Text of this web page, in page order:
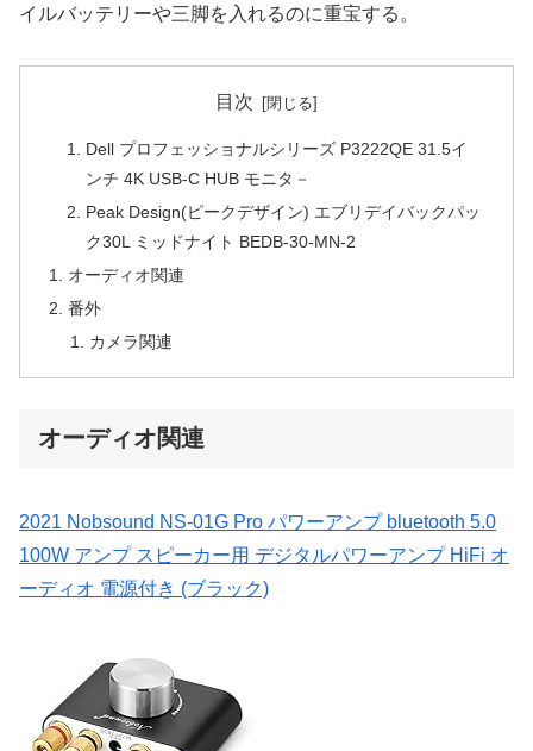
イルバッテリーや三脚を入れるのに重宝する。
目次
Dell プロフェッショナルシリーズ P3222QE 31.5イ
ンチ 4K USB-C HUB モニタ－
Peak Design(ピークデザイン) エブリデイバックパッ
ク30L ミッドナイト BEDB-30-MN-2
オーディオ関連
番外
カメラ関連
オーディオ関連
2021 Nobsound NS-01G Pro パワーアンプ bluetooth 5.0
100W アンプ スピーカー用 デジタルパワーアンプ HiFi オ
ーディオ 電源付き (ブラック)